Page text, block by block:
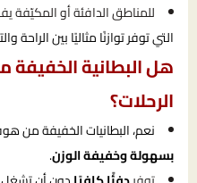
للمناطق الدافئة أو المكيّفة
التي توفر توازنًا مثاليًا بين الراحة
هل البطانية الخفيفة
الرحلات؟
نعم، البطانيات الخفيفة من
بسهولة وخفيفة الوزن.